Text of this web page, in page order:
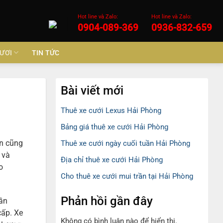
Hot line và Zalo:
0904-089-369
Hot line và Zalo:
0936-832-659
TIN TỨC
cũng
Xe
Bài viết mới
Thuê xe cưới Lexus Hải Phòng
Bảng giá thuê xe cưới Hải Phòng
Thuê xe cưới ngày cuối tuần Hải Phòng
Địa chỉ thuê xe cưới Hải Phòng
Cho thuê xe cưới mui trần tại Hải Phòng
Phản hồi gần đây
Không có bình luận nào để hiển thị.